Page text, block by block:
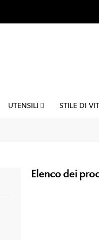
UTENSILI STILE DI
Elenco dei